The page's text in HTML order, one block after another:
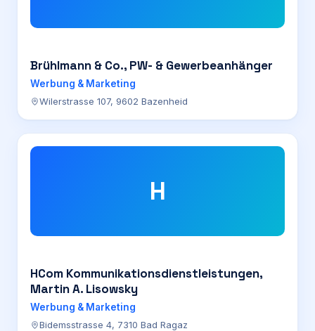
Brühlmann & Co., PW- & Gewerbeanhänger
Werbung & Marketing
Wilerstrasse 107, 9602 Bazenheid
H
HCom Kommunikationsdienstleistungen,
Martin A. Lisowsky
Werbung & Marketing
Bidemsstrasse 4, 7310 Bad Ragaz